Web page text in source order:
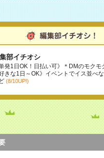
部イチオシ
単発1日OK！日払い可》＊DMのモクモ
好きな1日～OK》イベントでイス並べ
(8/10UP!)